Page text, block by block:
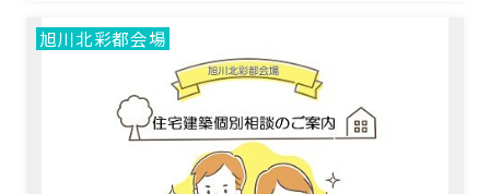
旭川北彩都会場